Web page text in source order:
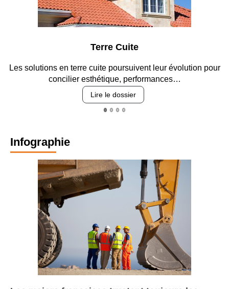
leur évolution pour
Entre circulation, sécurisation des
Infographie